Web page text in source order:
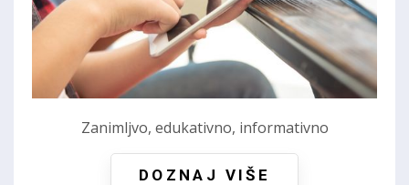
Zanimljvo, edukativno, informativno
DOZNAJ VIŠE